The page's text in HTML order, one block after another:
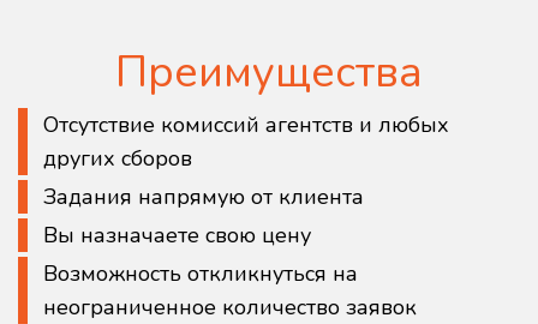
Преимущества
Отсутствие комиссий агентств и любых
других сборов
Задания напрямую от клиента
Вы назначаете свою цену
Возможность откликнуться на
неограниченное количество заявок